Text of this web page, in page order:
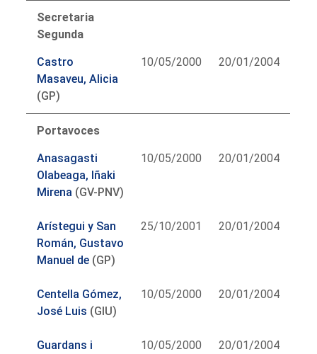
Secretaria
Segunda
Castro
Masaveu, Alicia
(GP)
10/05/2000 20/01/2004
Portavoces
Anasagasti
Olabeaga, Iñaki
Mirena (GV-PNV)
10/05/2000 20/01/2004
Arístegui y San
Román, Gustavo
Manuel de (GP)
25/10/2001 20/01/2004
Centella Gómez,
José Luis (GIU)
10/05/2000 20/01/2004
Guardans i
10/05/2000 20/01/2004